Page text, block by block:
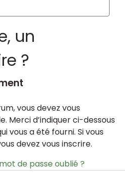
un
?
vous devez vous
Merci d’indiquer ci-dessous
vous a été fourni. Si vous
devez vous inscrire.
mot de passe oublié ?